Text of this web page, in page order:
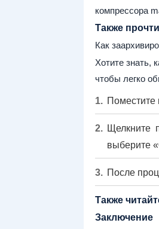
компрессора
Также
Как
Хотите знать,
чтобы легко
Поместите
Щелкните
выберите
После
Также
Заключение